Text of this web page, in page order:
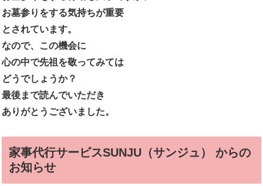
お墓参りをする気持ちが重要
とされています。
なので、この機会に
心の中で先祖を敬ってみては
どうでしょうか？
最後まで読んでいただき
ありがとうございました。
家事代行サービスSUNJU（サンジュ） からの
お知らせ